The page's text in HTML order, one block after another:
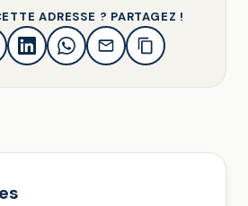
ADRESSE ? PARTAGEZ !